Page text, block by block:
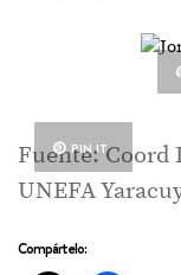
PIN IT
Fuente: Coord
UNEFA
Compártelo: